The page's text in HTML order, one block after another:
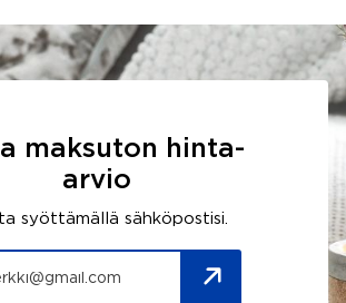
maksuton hinta-
arvio
syöttämällä sähköpostisi.